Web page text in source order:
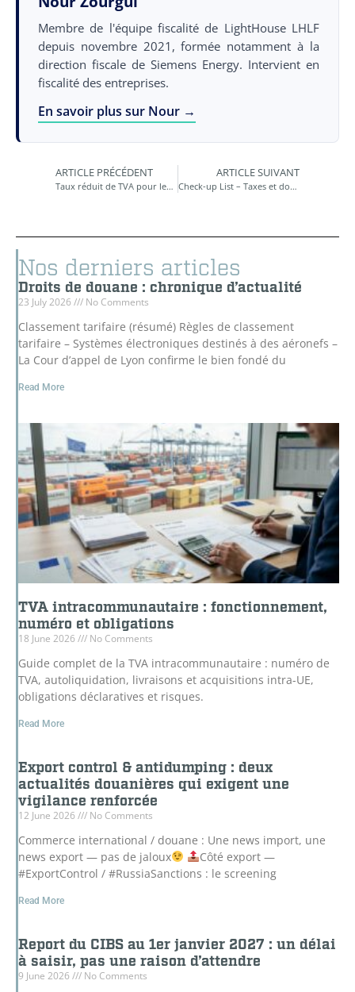
Membre de l'équipe fiscalité de LightHouse LHLF
depuis novembre 2021, formée notamment à la
direction fiscale de Siemens Energy. Intervient en
fiscalité des entreprises.
En savoir plus sur Nour →
ARTICLE PRÉCÉDENT
Taux réduit de TVA pour les équipements sanitaires
ARTICLE SUIVANT
Check-up List – Taxes et douanes
Nos derniers articles
Droits de douane : chronique d’actualité
23 July 2026 No Comments
Classement tarifaire (résumé) Règles de classement
tarifaire – Systèmes électroniques destinés à des aéronefs –
La Cour d’appel de Lyon confirme le bien fondé du
Read More
TVA intracommunautaire : fonctionnement,
numéro et obligations
18 June 2026 No Comments
Guide complet de la TVA intracommunautaire : numéro de
TVA, autoliquidation, livraisons et acquisitions intra-UE,
obligations déclaratives et risques.
Read More
Export control & antidumping : deux
actualités douanières qui exigent une
vigilance renforcée
12 June 2026 No Comments
Commerce international / douane : Une news import, une
news export — pas de jaloux
Côté export —
#ExportControl / #RussiaSanctions : le screening
Read More
Report du CIBS au 1er janvier 2027 : un délai
à saisir, pas une raison d’attendre
9 June 2026 No Comments